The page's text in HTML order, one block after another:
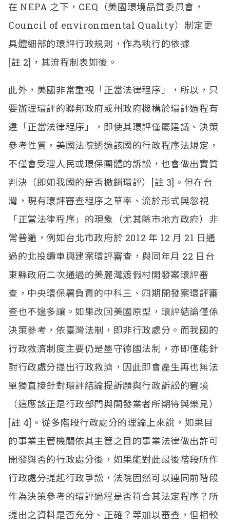
在 NEPA 之下， CEQ （美國環境品質委員會，
Council of environmental Quality）制定更
具體細部的環評行政規則，作為執行的依據
[註 2] ，其流程制表如後。
此外，美國非常重視「正當法律程序」，所以，只
要辦理環評的聯邦政府或州政府機構於環評過程有
違「正當法律程序」，即使其環評僅屬建議、決策
參考性質，美國法院透過該國的行政程序法規定，
不僅會受理人民或環保團體的訴訟，也會做出實質
判決（即如我國的是否撤銷環評） [註 3] 。但在台
灣，現有環評審查程序之草率、流於形式與忽視
「正當法律程序」的現象（尤其縣市地方政府）非
常普遍，例如台北市政府於 2012 年 12 月 21 日通
過的北投纜車興建案環評審查，與同年月 22 日台
東縣政府二次通過的美麗灣渡假村開發案環評審
查，中央環保署負責的中科三、四期開發案環評審
查也不遑多讓。如果改回美國原型，環評結論僅係
決策參考，依臺灣法制，即非行政處分。而我國的
行政救濟制度主要仍是墨守德國法制，亦即僅能針
對行政處分提出行政救濟，因此即會產生再也無法
單獨直接針對環評結論提訴願與行政訴訟的窘境
（這應該正是行政部門與開發業者所期待與樂見）
[註 4] 。從多階段行政處分的理論上來說，如果目
的事業主管機關依其主管之目的事業法律做出許可
開發與否的行政處分後，如果能對此最後階段所作
行政處分提起行政爭訟，法院固然可以連同前階段
作為決策參考的環評過程是否符合其法定程序？所
提出之資料是否充分、正確？等加以審查，但相較